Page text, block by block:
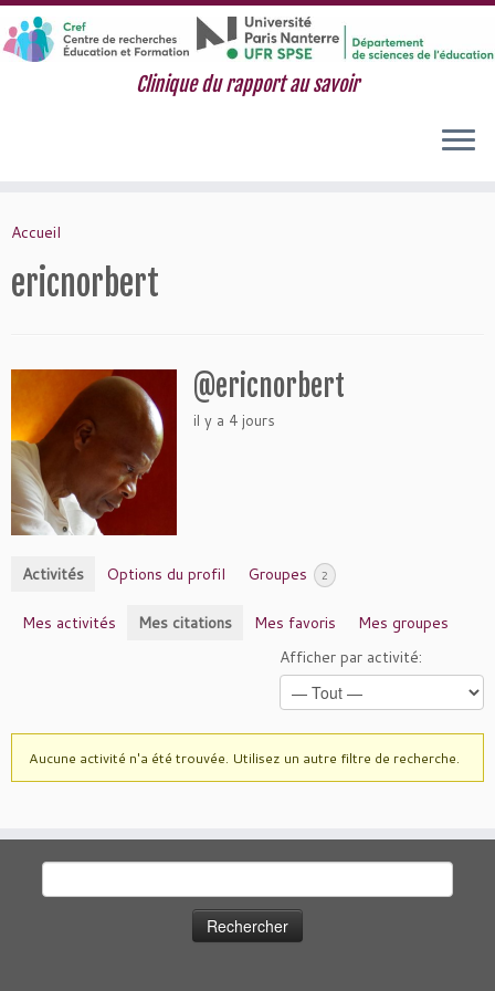
au
Clinique du rapport au savoir
Accueil
ericnorbert
@ericnorbert
il y a 4 jours
Activités Options du profil Groupes 2
Mes activités Mes citations Mes favoris
Mes groupes
Afficher par activité:
Aucune activité n'a été trouvée. Utilisez un autre filtre de recherche.
Rechercher :